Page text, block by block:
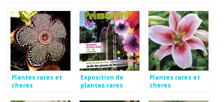
Plantes rares et
cheres
Exposition de
plantes rares
Plantes rares et
cheres